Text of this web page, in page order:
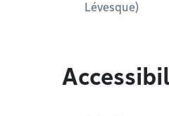
Lévesque)